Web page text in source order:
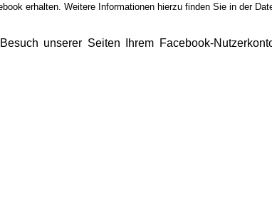
erhalten. Weitere Informationen hierzu finden Sie in der
unserer Seiten Ihrem Facebook-